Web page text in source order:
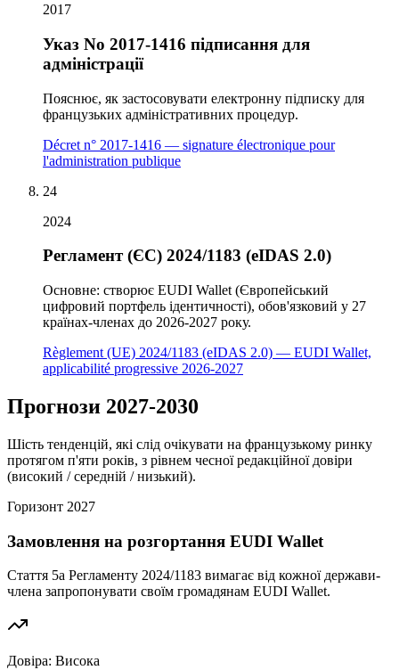
2017
Указ No 2017-1416 підписання для
адміністрації
Пояснює, як застосовувати електронну підписку для
французьких адміністративних процедур.
Décret n° 2017-1416 — signature électronique pour
l'administration publique
24
2024
Регламент (ЄС) 2024/1183 (eIDAS 2.0)
Основне: створює EUDI Wallet (Європейський
цифровий портфель ідентичності), обов'язковий у 27
країнах-членах до 2026-2027 року.
Règlement (UE) 2024/1183 (eIDAS 2.0) — EUDI Wallet,
applicabilité progressive 2026-2027
Прогнози 2027-2030
Шість тенденцій, які слід очікувати на французькому ринку
протягом п'яти років, з рівнем чесної редакційної довіри
(високий / середній / низький).
Горизонт 2027
Замовлення на розгортання EUDI Wallet
Стаття 5a Регламенту 2024/1183 вимагає від кожної держави-
члена запропонувати своїм громадянам EUDI Wallet.
Довіра: Висока